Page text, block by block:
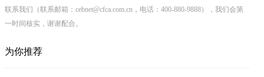
联系我们（联系邮箱：cebnet@cfca.com.cn，电话：400-880-9888），我们会第
一时间核实，谢谢配合。
为你推荐